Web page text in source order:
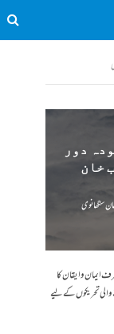
دور
خان
سنگھانوی
ایمان و ایقان کا
تحریکوں کے لیے